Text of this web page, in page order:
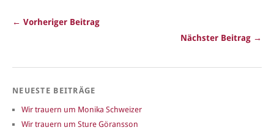
← Vorheriger Beitrag
Nächster Beitrag →
NEUESTE BEITRÄGE
Wir trauern um Monika Schweizer
Wir trauern um Sture Göransson